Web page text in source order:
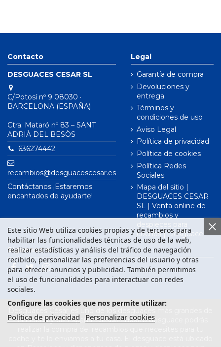
Contacto
DESGUACES CESAR SL
C/Potosí nº 9 08030 ·
BARCELONA (ESPAÑA)
Ctra. Mataró nº 83 – SANT
ADRIÀ DEL BESÒS
636274442
recambios@desguacescesar.es
Contáctanos ¡Estaremos
encantados de ayudarte!
Legal
Garantía de compra
Devoluciones y
entrega
Términos y
condiciones de uso
Aviso Legal
Política de privacidad
Política de cookies
Política Redes
Sociales
Mapa del sitio |
DESGUACES CESAR
SL | Venta online de
recambios y
despieces para
coches | Desguace
Este sitio Web utiliza cookies propias y de terceros para
habilitar las funcionalidades técnicas de uso de la web,
realizar estadísticas y análisis del tráfico de navegación
recibido, personalizar las preferencias del usuario y otras
para ofrecer anuncios y publicidad. También permitimos
el uso de funcionalidades para interactuar con redes
sociales.
Configure las cookies que nos permite utilizar:
Política de privacidad Personalizar cookies
Síguenos en
Barcelona y de España. Desde nuestro desguace podrás